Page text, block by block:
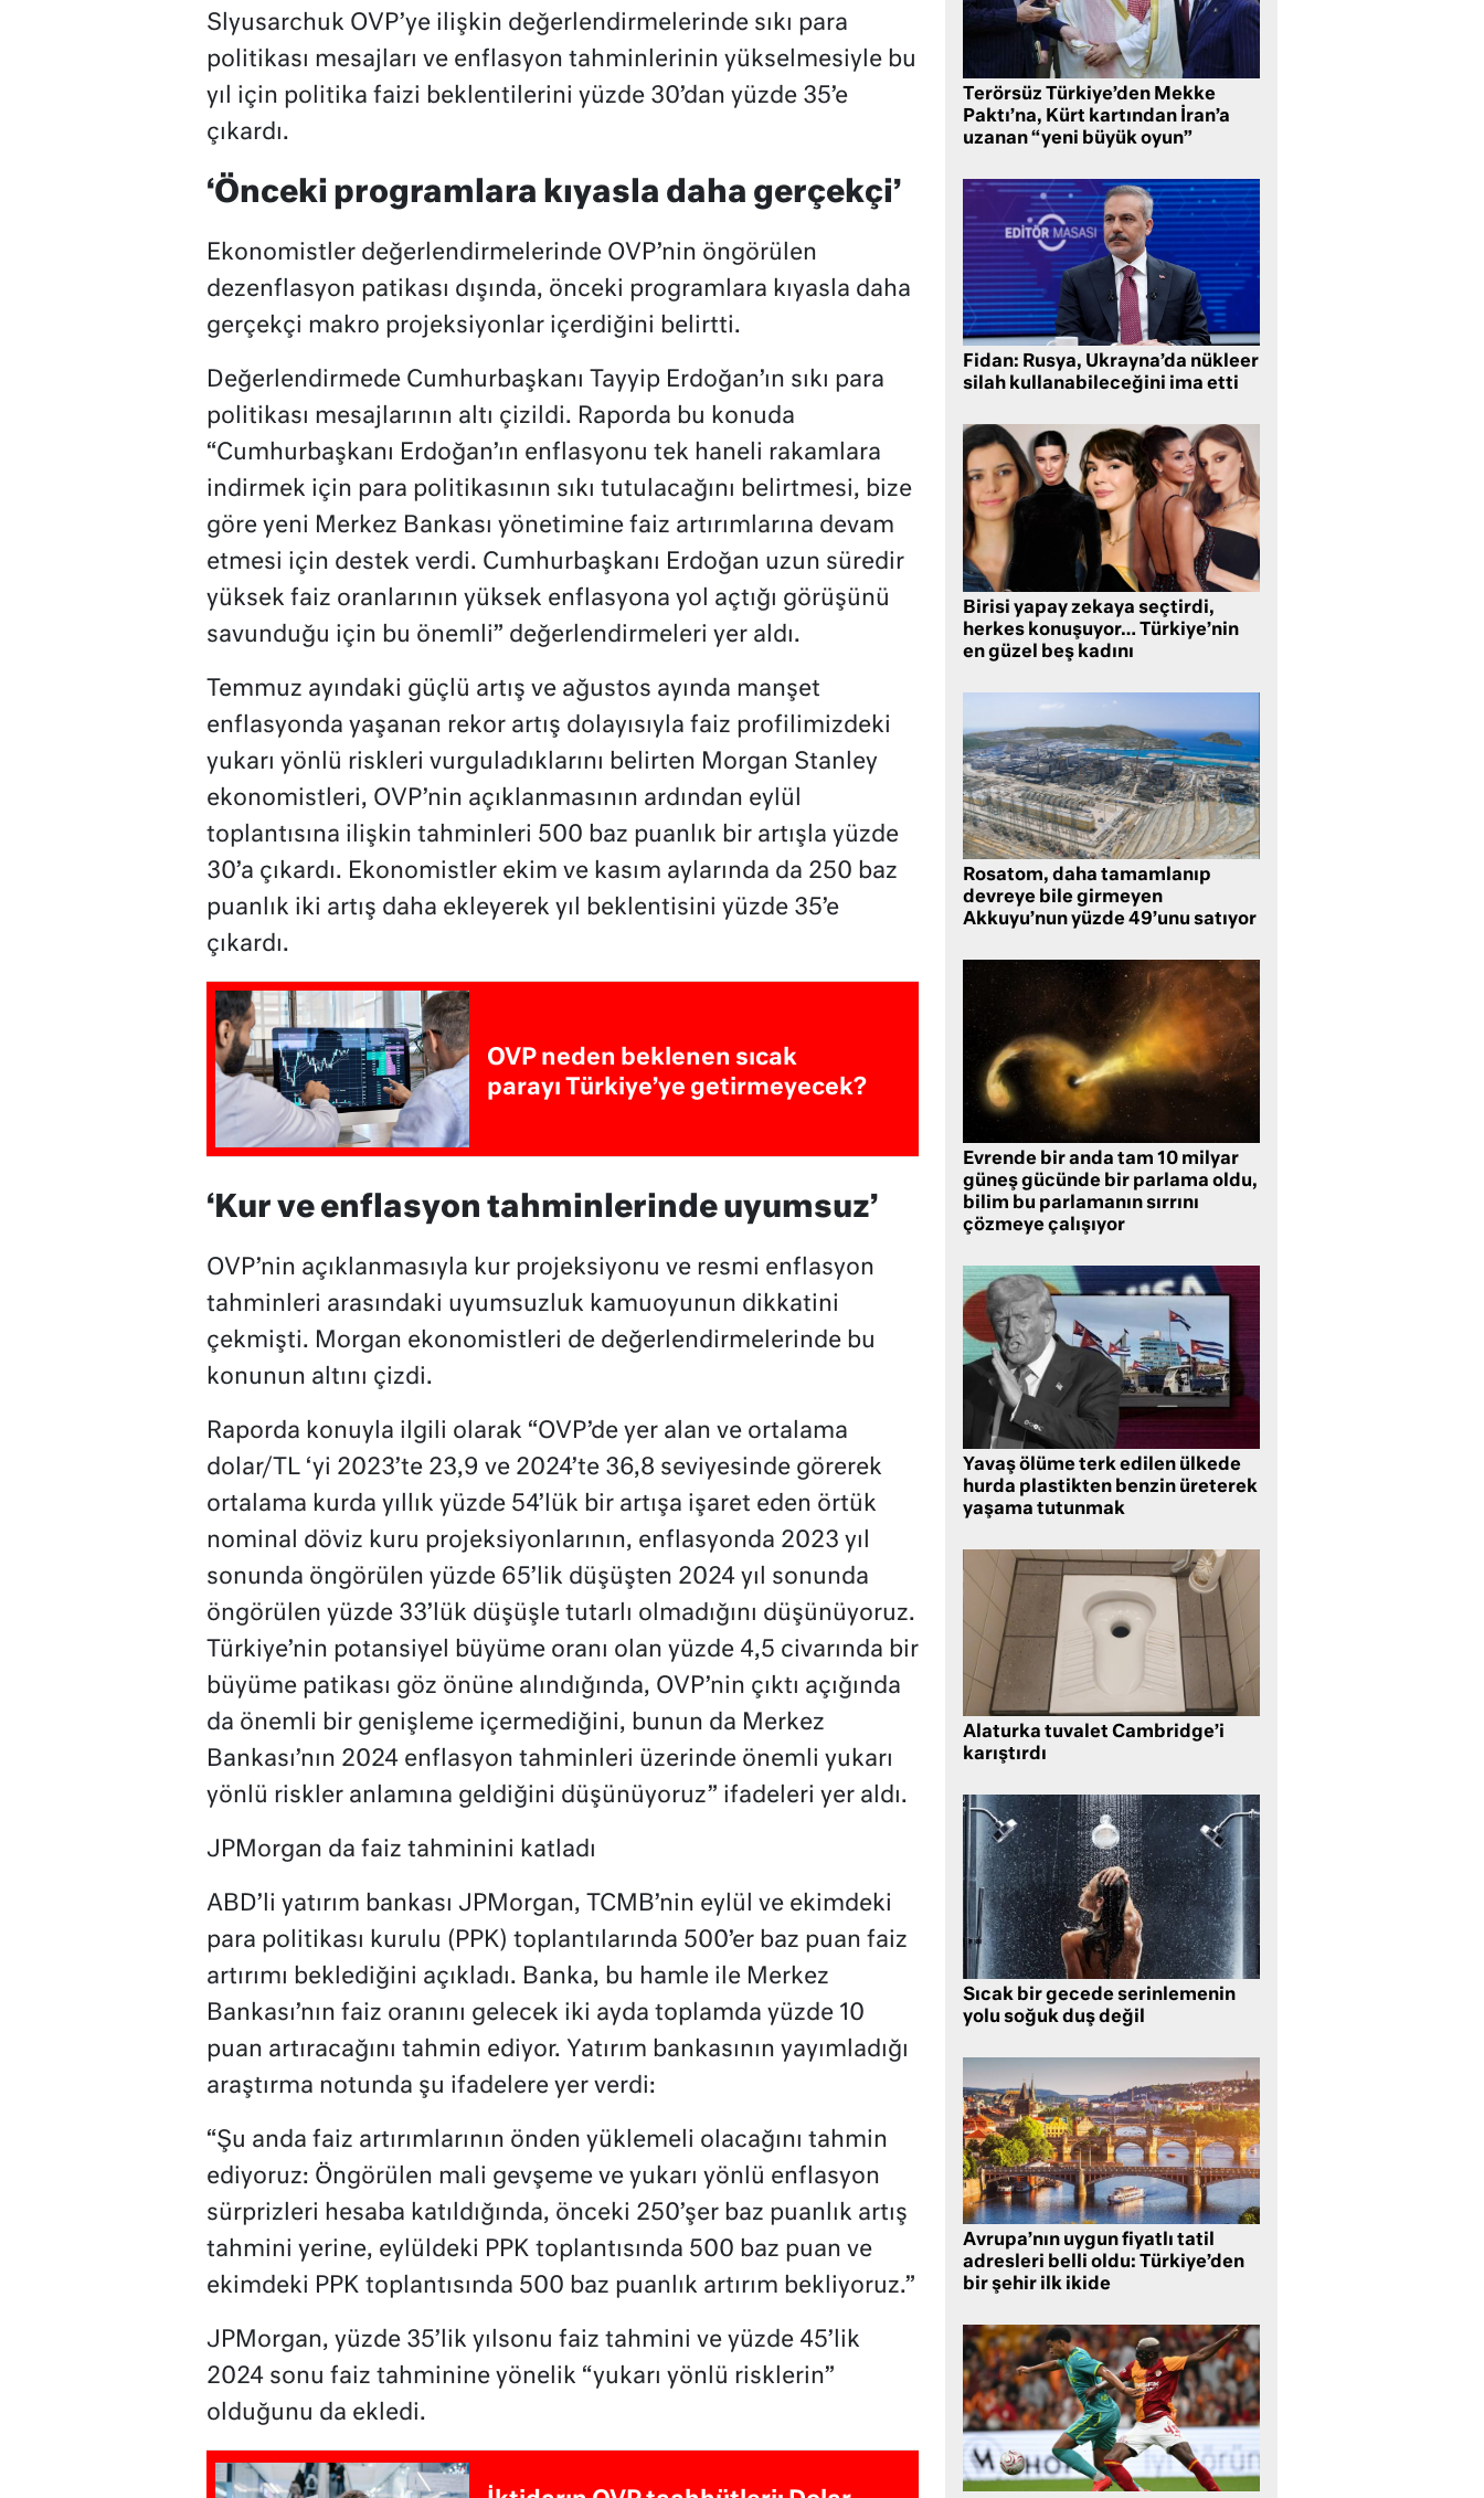
Slyusarchuk OVP’ye ilişkin değerlendirmelerinde sıkı para
politikası mesajları ve enflasyon tahminlerinin yükselmesiyle bu
yıl için politika faizi beklentilerini yüzde 30’dan yüzde 35’e
çıkardı.
‘Önceki programlara kıyasla daha gerçekçi’
Ekonomistler değerlendirmelerinde OVP’nin öngörülen
dezenflasyon patikası dışında, önceki programlara kıyasla daha
gerçekçi makro projeksiyonlar içerdiğini belirtti.
Değerlendirmede Cumhurbaşkanı Tayyip Erdoğan’ın sıkı para
politikası mesajlarının altı çizildi. Raporda bu konuda
“Cumhurbaşkanı Erdoğan’ın enflasyonu tek haneli rakamlara
indirmek için para politikasının sıkı tutulacağını belirtmesi, bize
göre yeni Merkez Bankası yönetimine faiz artırımlarına devam
etmesi için destek verdi. Cumhurbaşkanı Erdoğan uzun süredir
yüksek faiz oranlarının yüksek enflasyona yol açtığı görüşünü
savunduğu için bu önemli” değerlendirmeleri yer aldı.
Temmuz ayındaki güçlü artış ve ağustos ayında manşet
enflasyonda yaşanan rekor artış dolayısıyla faiz profilimizdeki
yukarı yönlü riskleri vurguladıklarını belirten Morgan Stanley
ekonomistleri, OVP’nin açıklanmasının ardından eylül
toplantısına ilişkin tahminleri 500 baz puanlık bir artışla yüzde
30’a çıkardı. Ekonomistler ekim ve kasım aylarında da 250 baz
puanlık iki artış daha ekleyerek yıl beklentisini yüzde 35’e
çıkardı.
OVP neden beklenen sıcak
parayı Türkiye’ye getirmeyecek?
‘Kur ve enflasyon tahminlerinde uyumsuz’
OVP’nin açıklanmasıyla kur projeksiyonu ve resmi enflasyon
tahminleri arasındaki uyumsuzluk kamuoyunun dikkatini
çekmişti. Morgan ekonomistleri de değerlendirmelerinde bu
konunun altını çizdi.
Raporda konuyla ilgili olarak “OVP’de yer alan ve ortalama
dolar/TL ‘yi 2023’te 23,9 ve 2024’te 36,8 seviyesinde görerek
ortalama kurda yıllık yüzde 54’lük bir artışa işaret eden örtük
nominal döviz kuru projeksiyonlarının, enflasyonda 2023 yıl
sonunda öngörülen yüzde 65’lik düşüşten 2024 yıl sonunda
öngörülen yüzde 33’lük düşüşle tutarlı olmadığını düşünüyoruz.
Türkiye’nin potansiyel büyüme oranı olan yüzde 4,5 civarında bir
büyüme patikası göz önüne alındığında, OVP’nin çıktı açığında
da önemli bir genişleme içermediğini, bunun da Merkez
Bankası’nın 2024 enflasyon tahminleri üzerinde önemli yukarı
yönlü riskler anlamına geldiğini düşünüyoruz” ifadeleri yer aldı.
JPMorgan da faiz tahminini katladı
ABD’li yatırım bankası JPMorgan, TCMB’nin eylül ve ekimdeki
para politikası kurulu (PPK) toplantılarında 500’er baz puan faiz
artırımı beklediğini açıkladı. Banka, bu hamle ile Merkez
Bankası’nın faiz oranını gelecek iki ayda toplamda yüzde 10
puan artıracağını tahmin ediyor. Yatırım bankasının yayımladığı
araştırma notunda şu ifadelere yer verdi:
“Şu anda faiz artırımlarının önden yüklemeli olacağını tahmin
ediyoruz: Öngörülen mali gevşeme ve yukarı yönlü enflasyon
sürprizleri hesaba katıldığında, önceki 250’şer baz puanlık artış
tahmini yerine, eylüldeki PPK toplantısında 500 baz puan ve
ekimdeki PPK toplantısında 500 baz puanlık artırım bekliyoruz.”
JPMorgan, yüzde 35’lik yılsonu faiz tahmini ve yüzde 45’lik
2024 sonu faiz tahminine yönelik “yukarı yönlü risklerin”
olduğunu da ekledi.
Terörsüz Türkiye’den Mekke
Paktı’na, Kürt kartından İran’a
uzanan “yeni büyük oyun”
Fidan: Rusya, Ukrayna’da nükleer
silah kullanabileceğini ima etti
Birisi yapay zekaya seçtirdi,
herkes konuşuyor… Türkiye’nin
en güzel beş kadını
Rosatom, daha tamamlanıp
devreye bile girmeyen
Akkuyu’nun yüzde 49’unu satıyor
Evrende bir anda tam 10 milyar
güneş gücünde bir parlama oldu,
bilim bu parlamanın sırrını
çözmeye çalışıyor
Yavaş ölüme terk edilen ülkede
hurda plastikten benzin üreterek
yaşama tutunmak
Alaturka tuvalet Cambridge’i
karıştırdı
Sıcak bir gecede serinlemenin
yolu soğuk duş değil
Avrupa’nın uygun fiyatlı tatil
adresleri belli oldu: Türkiye’den
bir şehir ilk ikide